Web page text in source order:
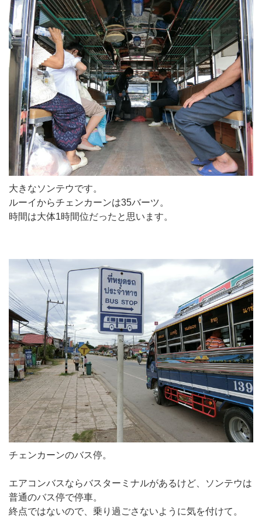
大きなソンテウです。
ルーイからチェンカーンは35バーツ。
時間は大体1時間位だったと思います。
チェンカーンのバス停。
エアコンバスならバスターミナルがあるけど、ソンテウは
普通のバス停で停車。
終点ではないので、乗り過ごさないように気を付けて。